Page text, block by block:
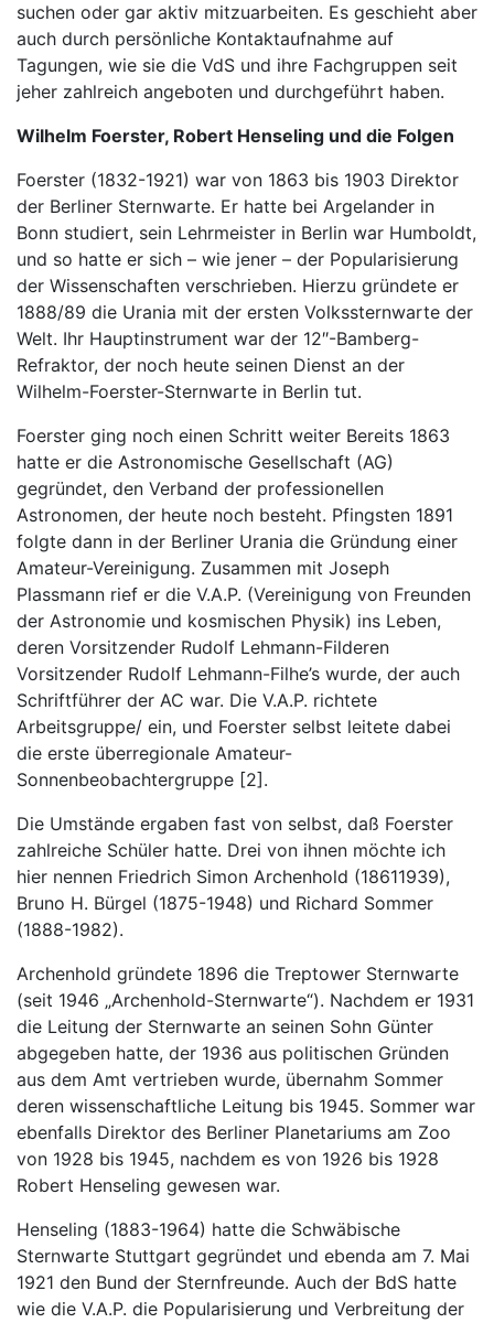
suchen oder gar aktiv mitzuarbeiten. Es geschieht aber
auch durch persönliche Kontaktaufnahme auf
Tagungen, wie sie die VdS und ihre Fachgruppen seit
jeher zahlreich angeboten und durchgeführt haben.
Wilhelm Foerster, Robert Henseling und die Folgen
Foerster (1832-1921) war von 1863 bis 1903 Direktor
der Berliner Sternwarte. Er hatte bei Argelander in
Bonn studiert, sein Lehrmeister in Berlin war Humboldt,
und so hatte er sich – wie jener – der Popularisierung
der Wissenschaften verschrieben. Hierzu gründete er
1888/89 die Urania mit der ersten Volkssternwarte der
Welt. Ihr Hauptinstrument war der 12″-Bamberg-
Refraktor, der noch heute seinen Dienst an der
Wilhelm-Foerster-Sternwarte in Berlin tut.
Foerster ging noch einen Schritt weiter Bereits 1863
hatte er die Astronomische Gesellschaft (AG)
gegründet, den Verband der professionellen
Astronomen, der heute noch besteht. Pfingsten 1891
folgte dann in der Berliner Urania die Gründung einer
Amateur-Vereinigung. Zusammen mit Joseph
Plassmann rief er die V.A.P. (Vereinigung von Freunden
der Astronomie und kosmischen Physik) ins Leben,
deren Vorsitzender Rudolf Lehmann-Filderen
Vorsitzender Rudolf Lehmann-Filhe’s wurde, der auch
Schriftführer der AC war. Die V.A.P. richtete
Arbeitsgruppe/ ein, und Foerster selbst leitete dabei
die erste überregionale Amateur-
Sonnenbeobachtergruppe [2].
Die Umstände ergaben fast von selbst, daß Foerster
zahlreiche Schüler hatte. Drei von ihnen möchte ich
hier nennen Friedrich Simon Archenhold (18611939),
Bruno H. Bürgel (1875-1948) und Richard Sommer
(1888-1982).
Archenhold gründete 1896 die Treptower Sternwarte
(seit 1946 „Archenhold-Sternwarte“). Nachdem er 1931
die Leitung der Sternwarte an seinen Sohn Günter
abgegeben hatte, der 1936 aus politischen Gründen
aus dem Amt vertrieben wurde, übernahm Sommer
deren wissenschaftliche Leitung bis 1945. Sommer war
ebenfalls Direktor des Berliner Planetariums am Zoo
von 1928 bis 1945, nachdem es von 1926 bis 1928
Robert Henseling gewesen war.
Henseling (1883-1964) hatte die Schwäbische
Sternwarte Stuttgart gegründet und ebenda am 7. Mai
1921 den Bund der Sternfreunde. Auch der BdS hatte
wie die V.A.P. die Popularisierung und Verbreitung der